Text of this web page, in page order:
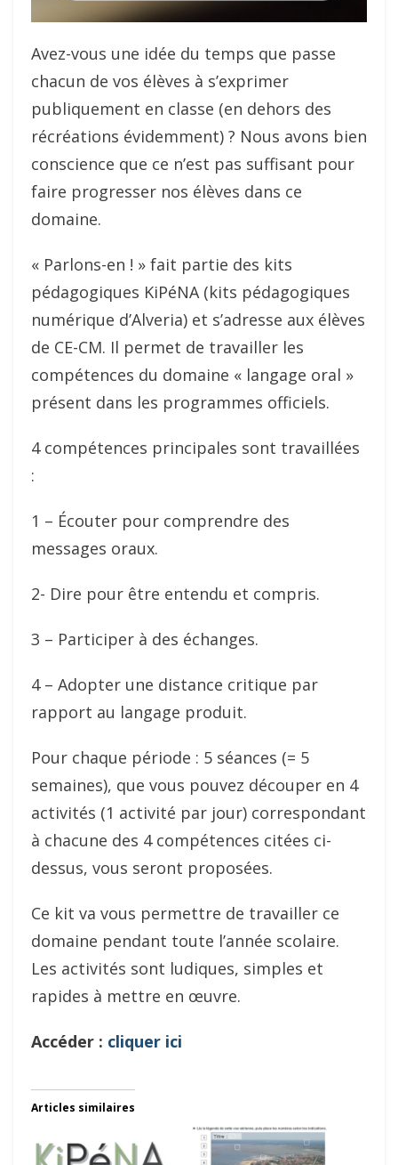
Avez-vous une idée du temps que passe
chacun de vos élèves à s’exprimer
publiquement en classe (en dehors des
récréations évidemment) ? Nous avons bien
conscience que ce n’est pas suffisant pour
faire progresser nos élèves dans ce
domaine.
« Parlons-en ! » fait partie des kits
pédagogiques KiPéNA (kits pédagogiques
numérique d’Alveria) et s’adresse aux élèves
de CE-CM. Il permet de travailler les
compétences du domaine « langage oral »
présent dans les programmes officiels.
4 compétences principales sont travaillées
:
1 – Écouter pour comprendre des
messages oraux.
2- Dire pour être entendu et compris.
3 – Participer à des échanges.
4 – Adopter une distance critique par
rapport au langage produit.
Pour chaque période : 5 séances (= 5
semaines), que vous pouvez découper en 4
activités (1 activité par jour) correspondant
à chacune des 4 compétences citées ci-
dessus, vous seront proposées.
Ce kit va vous permettre de travailler ce
domaine pendant toute l’année scolaire.
Les activités sont ludiques, simples et
rapides à mettre en œuvre.
Accéder : cliquer ici
Articles similaires